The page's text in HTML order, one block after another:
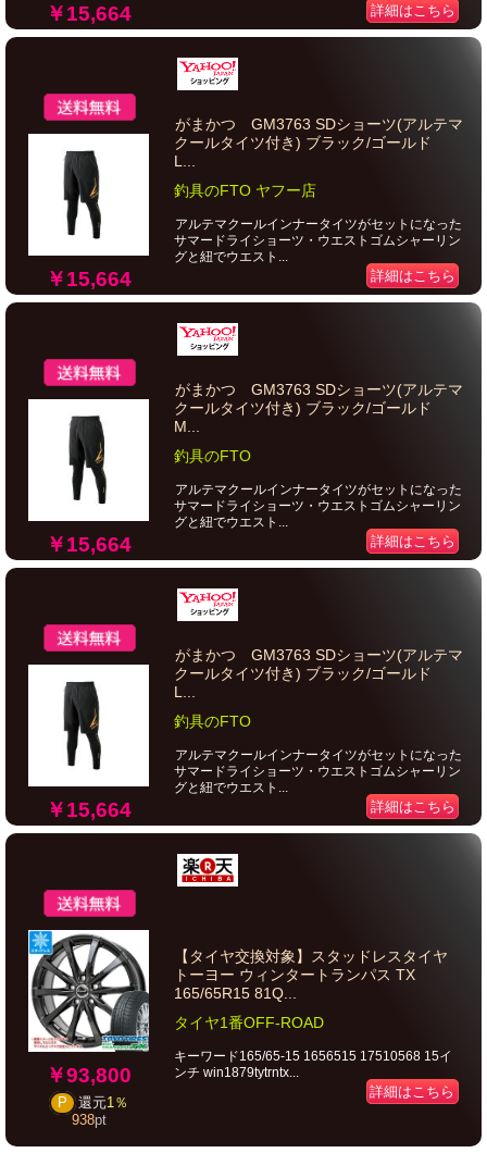
￥15,664 詳細はこちら
￥15,664
がまかつ GM3763 SDショーツ(アルテマ
クールタイツ付き) ブラック/ゴールド
L...
釣具のFTO ヤフー店
アルテマクールインナータイツがセットになった
サマードライショーツ・ウエストゴムシャーリン
グと紐でウエスト...
詳細はこちら
￥15,664
がまかつ GM3763 SDショーツ(アルテマ
クールタイツ付き) ブラック/ゴールド
M...
釣具のFTO
アルテマクールインナータイツがセットになった
サマードライショーツ・ウエストゴムシャーリン
グと紐でウエスト...
詳細はこちら
￥15,664
がまかつ GM3763 SDショーツ(アルテマ
クールタイツ付き) ブラック/ゴールド
L...
釣具のFTO
アルテマクールインナータイツがセットになった
サマードライショーツ・ウエストゴムシャーリン
グと紐でウエスト...
詳細はこちら
￥93,800
P 還元1％
938pt
【タイヤ交換対象】スタッドレスタイヤ
トーヨー ウィンタートランパス TX
165/65R15 81Q...
タイヤ1番OFF-ROAD
キーワード165/65-15 1656515 17510568 15イ
ンチ win1879tytrntx...
詳細はこちら